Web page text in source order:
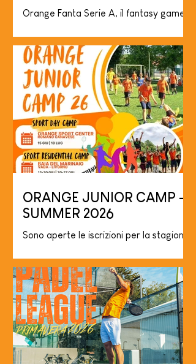
Orange Fanta Serie A, il fantasy game
ORANGE JUNIOR CAMP -
SUMMER 2026
Sono aperte le iscrizioni per la stagione
DISPONIBILI + 1 TURNO FUORI SEDE:
TURNO 1: 15 GIU - 19 GIU TURNO 2: 22
GIU - 26 GIU TURNO 3: 29 GIU - 03 LUG
TURNO 4: 6 LUG - 10 LUG Il centro
estivo multisport offre - come ogni
anno - la possibilità di provare varie